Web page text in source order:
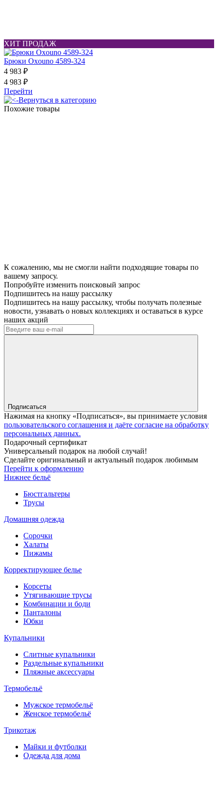
ХИТ ПРОДАЖ
Брюки Oxouno 4589-324
4 983 ₽
4 983 ₽
Перейти
Вернуться в категорию
Похожие товары
К сожалению, мы не смогли найти подходящие товары по
вашему запросу.
Попробуйте изменить поисковый запрос
Подпишитесь на нашу рассылку
Подпишитесь на нашу рассылку, чтобы получать полезные
новости, узнавать о новых коллекциях и оставаться в курсе
наших акций
Подписаться
Нажимая на кнопку «Подписаться», вы принимаете условия
пользовательского соглашения и даёте согласие на обработку
персональных данных.
Подарочный сертификат
Универсальный подарок на любой случай!
Сделайте оригинальный и актуальный подарок любимым
Перейти к оформлению
Нижнее бельё
Бюстгальтеры
Трусы
Домашняя одежда
Сорочки
Халаты
Пижамы
Корректирующее белье
Корсеты
Утягивающие трусы
Комбинации и боди
Панталоны
Юбки
Купальники
Слитные купальники
Раздельные купальники
Пляжные аксессуары
Термобельё
Мужское термобельё
Женское термобельё
Трикотаж
Майки и футболки
Одежда для дома